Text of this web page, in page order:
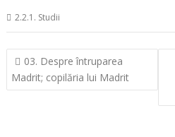
2.2.1. Studii
Navigare
în
articole
03. Despre întruparea
Madrit; copilăria lui Madrit